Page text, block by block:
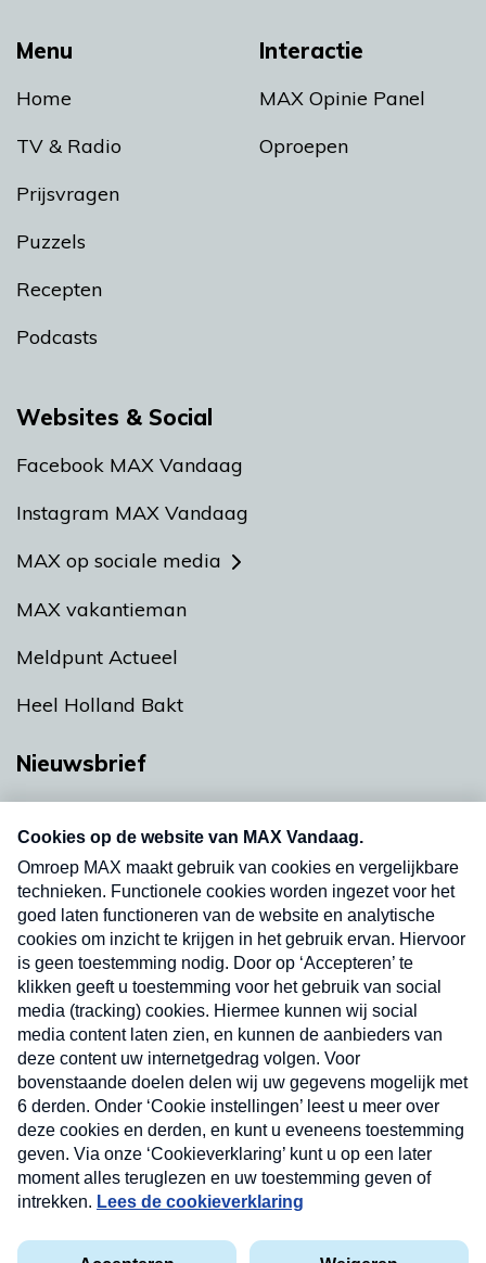
Menu
Home
TV & Radio
Prijsvragen
Puzzels
Recepten
Podcasts
Interactie
MAX Opinie Panel
Oproepen
Websites & Social
Facebook MAX Vandaag
Instagram MAX Vandaag
MAX op sociale media
MAX vakantieman
Meldpunt Actueel
Heel Holland Bakt
Nieuwsbrief
nieuwsbrief. Elke vrijdag- en dinsdagochtend in
uw mailbox.
Verzend
Privacyverklaring
Cookieverklaring
Nieuwsbrief
Neem hier een gratis abonnement op onze
nieuwsbrief. Elke vrijdag- en dinsdagochtend in uw